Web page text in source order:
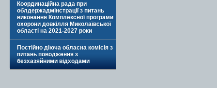
Координаційна рада при
облдержадмінстрації з питань
виконання Комплексної програми
охорони довкілля Миколаївської
області на 2021-2027 роки
Постійно діюча обласна комісія з
питань поводження з
безхазяйними відходами